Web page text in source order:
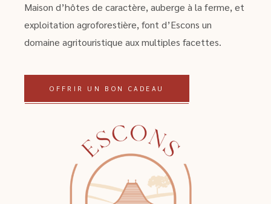
Maison d’hôtes de caractère, auberge à la ferme, et
exploitation agroforestière, font d’Escons un
domaine agritouristique aux multiples facettes.
OFFRIR UN BON CADEAU